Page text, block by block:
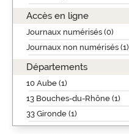
Accès en ligne
Journaux numérisés (0)
Journaux non numérisés (1)
Départements
10 Aube (1)
13 Bouches-du-Rhône (1)
33 Gironde (1)